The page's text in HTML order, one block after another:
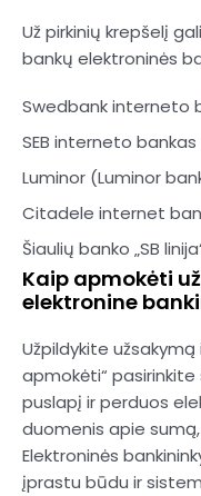
Už pirkinių krepšelį
bankų elektroninės
Swedbank interneto
SEB interneto bankas
Luminor (Luminor
Citadele internet
Šiaulių banko „SB
Kaip apmokėti
elektronine
Užpildykite užsakymą
apmokėti“ pasirinkite
puslapį ir perduos
duomenis apie
Elektroninės
įprastu būdu ir